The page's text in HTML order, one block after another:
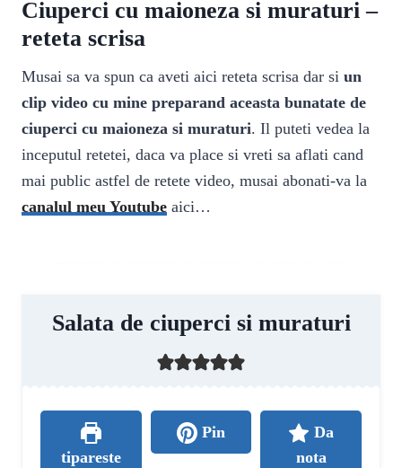
Ciuperci cu maioneza si muraturi –
reteta scrisa
Musai sa va spun ca aveti aici reteta scrisa dar si un
clip video cu mine preparand aceasta bunatate de
ciuperci cu maioneza si muraturi. Il puteti vedea la
inceputul retetei, daca va place si vreti sa aflati cand
mai public astfel de retete video, musai abonati-va la
canalul meu Youtube aici…
Salata de ciuperci si muraturi
tipareste
Pin
Da
nota